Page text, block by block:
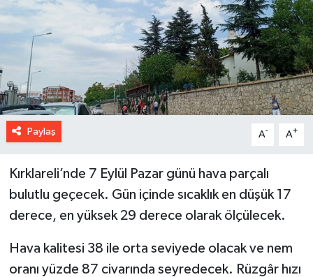
Paylaş A- A+
Kırklareli’nde 7 Eylül Pazar günü hava parçalı
bulutlu geçecek. Gün içinde sıcaklık en düşük 17
derece, en yüksek 29 derece olarak ölçülecek.
Hava kalitesi 38 ile orta seviyede olacak ve nem
oranı yüzde 87 civarında seyredecek. Rüzgâr hızı